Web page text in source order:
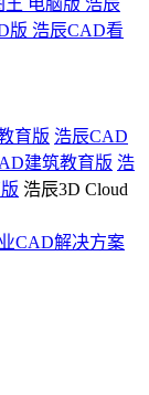
电脑版 浩辰
版 浩辰CAD看
育版 浩辰CAD
建筑教育版 浩
浩辰3D Cloud